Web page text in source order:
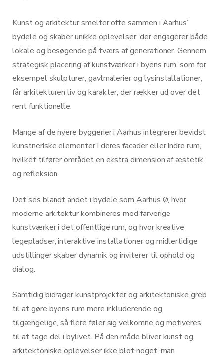
Kunst og arkitektur smelter ofte sammen i Aarhus’
bydele og skaber unikke oplevelser, der engagerer både
lokale og besøgende på tværs af generationer. Gennem
strategisk placering af kunstværker i byens rum, som for
eksempel skulpturer, gavlmalerier og lysinstallationer,
får arkitekturen liv og karakter, der rækker ud over det
rent funktionelle.
Mange af de nyere byggerier i Aarhus integrerer bevidst
kunstneriske elementer i deres facader eller indre rum,
hvilket tilfører området en ekstra dimension af æstetik
og refleksion.
Det ses blandt andet i bydele som Aarhus Ø, hvor
moderne arkitektur kombineres med farverige
kunstværker i det offentlige rum, og hvor kreative
legepladser, interaktive installationer og midlertidige
udstillinger skaber dynamik og inviterer til ophold og
dialog.
Samtidig bidrager kunstprojekter og arkitektoniske greb
til at gøre byens rum mere inkluderende og
tilgængelige, så flere føler sig velkomne og motiveres
til at tage del i bylivet. På den måde bliver kunst og
arkitektoniske oplevelser ikke blot noget, man